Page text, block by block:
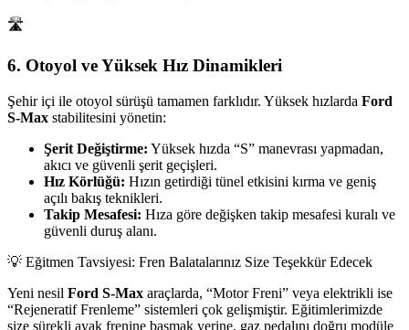
🛣️
6. Otoyol ve Yüksek Hız Dinamikleri
Şehir içi ile otoyol sürüşü tamamen farklıdır. Yüksek hızlarda Ford
S-Max stabilitesini yönetin:
Şerit Değiştirme: Yüksek hızda “S” manevrası yapmadan,
akıcı ve güvenli şerit geçişleri.
Hız Körlüğü: Hızın getirdiği tünel etkisini kırma ve geniş
açılı bakış teknikleri.
Takip Mesafesi: Hıza göre değişken takip mesafesi kuralı ve
güvenli duruş alanı.
💡 Eğitmen Tavsiyesi: Fren Balatalarınız Size Teşekkür Edecek
Yeni nesil Ford S-Max araçlarda, “Motor Freni” veya elektrikli ise
“Rejeneratif Frenleme” sistemleri çok gelişmiştir. Eğitimlerimizde
size sürekli ayak frenine basmak yerine, gaz pedalını doğru modüle